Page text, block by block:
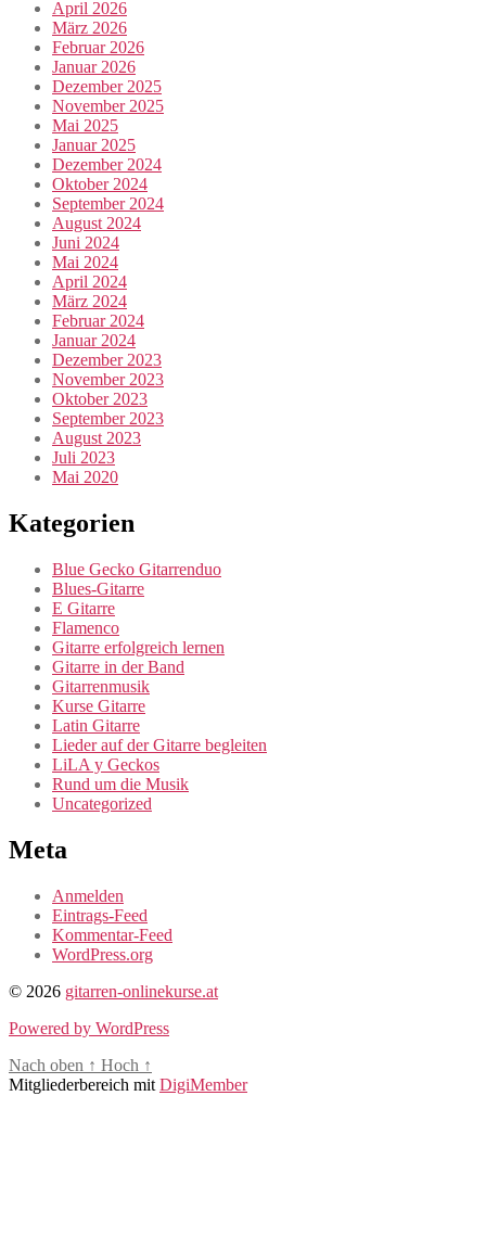
April 2026
März 2026
Februar 2026
Januar 2026
Dezember 2025
November 2025
Mai 2025
Januar 2025
Dezember 2024
Oktober 2024
September 2024
August 2024
Juni 2024
Mai 2024
April 2024
März 2024
Februar 2024
Januar 2024
Dezember 2023
November 2023
Oktober 2023
September 2023
August 2023
Juli 2023
Mai 2020
Kategorien
Blue Gecko Gitarrenduo
Blues-Gitarre
E Gitarre
Flamenco
Gitarre erfolgreich lernen
Gitarre in der Band
Gitarrenmusik
Kurse Gitarre
Latin Gitarre
Lieder auf der Gitarre begleiten
LiLA y Geckos
Rund um die Musik
Uncategorized
Meta
Anmelden
Eintrags-Feed
Kommentar-Feed
WordPress.org
© 2026 gitarren-onlinekurse.at
Powered by WordPress
Nach oben ↑ Hoch ↑
Mitgliederbereich mit DigiMember